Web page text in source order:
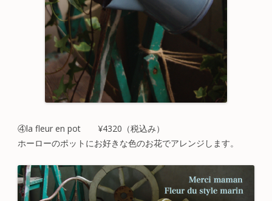
④la fleur en pot ¥4320（税込み）
ホーローのポットにお好きな色のお花でアレンジします。